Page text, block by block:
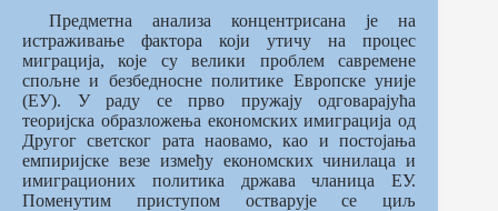
Предметна анализа концентрисана је на
истраживање фактора који утичу на процес
миграција, које су велики проблем савремене
спољне и безбедносне политике Европске уније
(ЕУ). У раду се прво пружају одговарајућа
теоријска образложења економских имиграција од
Другог светског рата наовамо, као и постојања
емпиријске везе између економских чинилаца и
имиграционих политика држава чланица ЕУ.
Поменутим приступом остварује се циљ